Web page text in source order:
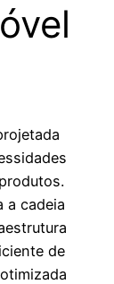
a cadeia
de